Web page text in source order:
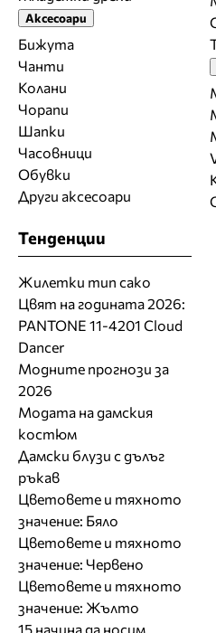
Аксесоари
Бижута
Чанти
Колани
Чорапи
Шапки
Часовници
Обувки
Други аксесоари
Тенденции
Жилетки тип сако
Цвят на годината 2026:
PANTONE 11-4201 Cloud
Dancer
Модните прогнози за
2026
Модата на дамския
костюм
Дамски блузи с дълъг
ръкав
Цветовете и тяхното
значение: Бяло
Цветовете и тяхното
значение: Червено
Цветовете и тяхното
значение: Жълто
15 начина да носим